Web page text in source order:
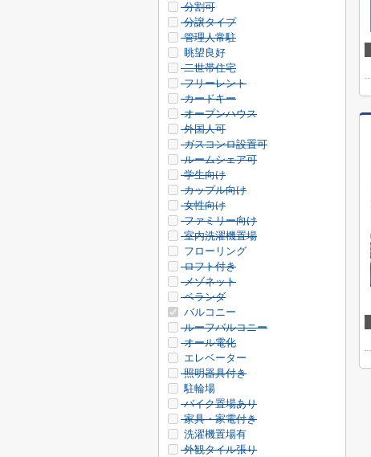
分割可
分譲タイプ
管理人常駐
眺望良好
二世帯住宅
フリーレント
カードキー
オープンハウス
外国人可
ガスコンロ設置可
ルームシェア可
学生向け
カップル向け
女性向け
ファミリー向け
室内洗濯機置場
フローリング
ロフト付き
メゾネット
ベランダ
バルコニー
ルーフバルコニー
オール電化
エレベーター
照明器具付き
駐輪場
バイク置場あり
家具・家電付き
洗濯機置場有
外観タイル張り